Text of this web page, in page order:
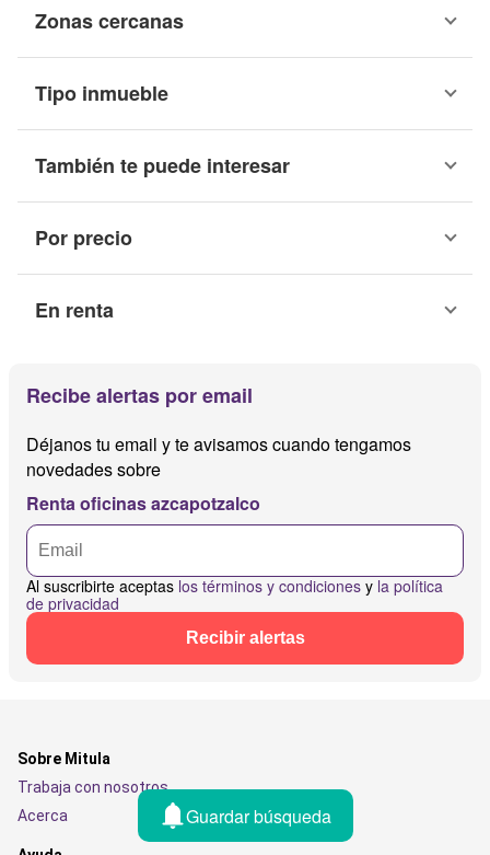
Zonas cercanas
Tipo inmueble
También te puede interesar
Por precio
En renta
Recibe alertas por email
Déjanos tu email y te avisamos cuando tengamos
novedades sobre
Renta oficinas azcapotzalco
Al suscribirte aceptas los términos y condiciones y la política
de privacidad
Recibir alertas
Guardar búsqueda
Sobre Mitula
Trabaja con nosotros
Acerca